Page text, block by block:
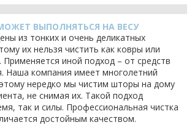
ВЫПОЛНЯТЬСЯ НА ВЕСУ
из тонких и очень деликатных
их нельзя чистить как ковры или
. Применяется иной подход – от средств
Наша компания имеет многолетний
нередко мы чистим шторы на дому
не снимая их. Такой подход
так и силы. Профессиональная чистка
достойным качеством.